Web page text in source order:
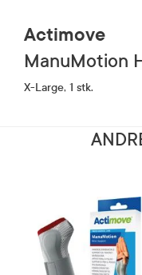
Actimove
X-Large, 1 stk.